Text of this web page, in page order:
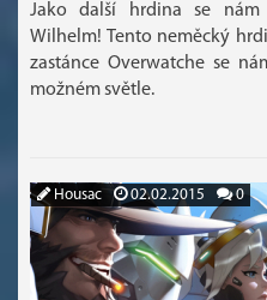
Jako další hrdina se
Wilhelm! Tento neměcký
zastánce Overwatche se
možném světle.
Housac 02.02.2015 0